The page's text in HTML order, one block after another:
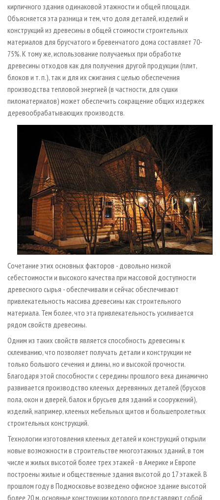
кирпичного здания одинаковой этажности и общей площади.
Объясняется эта разница и тем, что доля деталей, изделий и
конструкций из древесины в общей стоимости строительных
материалов для брусчатого и бревенчатого дома составляет 70-
75%. К тому же, использование получаемых при обработке
древесины отходов как для получения другой продукции (плит,
блоков и т. п.), так и для их сжигания с целью обеспечения
производства тепловой энергией (в частности, для сушки
пиломатериалов) может обеспечить сокращение общих издержек
деревообрабатывающих производств.
Сочетание этих основных факторов - довольно низкой
себестоимости и высокого качества при массовой доступности
древесного сырья - обеспечивали и сейчас обеспечивают
привлекательность массива древесины как строительного
материала. Тем более, что эта привлекательность усиливается
рядом свойств древесины.
Одним из таких свойств является способность древесины к
склеиванию, что позволяет получать детали и конструкции не
только большого сечения и длины, но и высокой прочности.
Благодаря этой способности с середины прошлого века динамично
развивается производство клееных деревянных деталей (брусков
пола, окон и дверей, балок и брусьев для зданий и сооружений),
изделий, например, клееных мебельных щитов и большепролетных
строительных конструкций.
Технологии изготовления клееных деталей и конструкций открыли
новые возможности в строительстве многоэтажных зданий, в том
числе и жилых высотой более трех этажей - в Америке и Европе
построены жилые и общественные здания высотой до 17 этажей. В
прошлом году в Подмосковье возведено офисное здание высотой
более 20 м, основные конструкции которого представляют собой